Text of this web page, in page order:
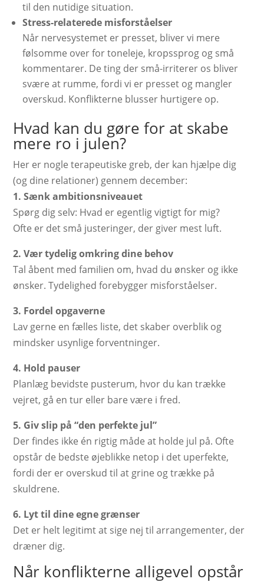
til den nutidige situation.
Stress-relaterede misforståelser
Når nervesystemet er presset, bliver vi mere
følsomme over for toneleje, kropssprog og små
kommentarer. De ting der små-irriterer os bliver
svære at rumme, fordi vi er presset og mangler
overskud. Konflikterne blusser hurtigere op.
Hvad kan du gøre for at skabe
mere ro i julen?
Her er nogle terapeutiske greb, der kan hjælpe dig
(og dine relationer) gennem december:
1. Sænk ambitionsniveauet
Spørg dig selv: Hvad er egentlig vigtigt for mig?
Ofte er det små justeringer, der giver mest luft.
2. Vær tydelig omkring dine behov
Tal åbent med familien om, hvad du ønsker og ikke
ønsker. Tydelighed forebygger misforståelser.
3. Fordel opgaverne
Lav gerne en fælles liste, det skaber overblik og
mindsker usynlige forventninger.
4. Hold pauser
Planlæg bevidste pusterum, hvor du kan trække
vejret, gå en tur eller bare være i fred.
5. Giv slip på “den perfekte jul”
Der findes ikke én rigtig måde at holde jul på. Ofte
opstår de bedste øjeblikke netop i det uperfekte,
fordi der er overskud til at grine og trække på
skuldrene.
6. Lyt til dine egne grænser
Det er helt legitimt at sige nej til arrangementer, der
dræner dig.
Når konflikterne alligevel opstår